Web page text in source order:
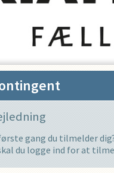
gang du tilmelder
du logge ind for at